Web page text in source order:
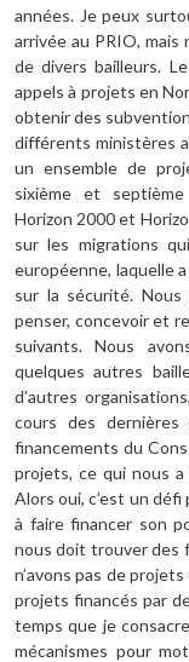
années. Je peux
arrivée au PRIO,
de divers bailleurs.
appels à projets en
obtenir des
différents ministères
un ensemble de
sixième et septième
Horizon 2000 et
sur les migrations
européenne, laquelle
sur la sécurité.
penser, concevoir et
suivants. Nous
quelques autres
d’autres
cours des dernières
financements du
projets, ce qui nous
Alors oui, c’est un
à faire financer son
nous doit trouver des
n’avons pas de
projets financés par
temps que je
mécanismes pour